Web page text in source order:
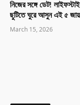
নিজের সঙ্গে ডেট!
ছুটিতে ঘুরে আসুন এই ৫
March 15, 2026